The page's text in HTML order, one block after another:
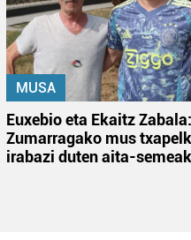
MUSA
Euxebio eta Ekaitz Zabala:
Zumarragako mus
irabazi duten aita-semeak